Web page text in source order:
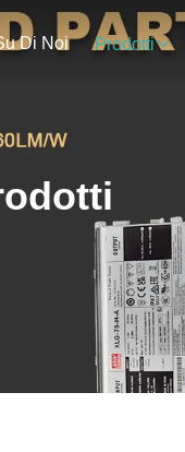
Di Noi Prodotti